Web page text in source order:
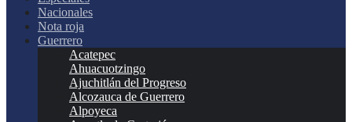
Nacionales
Nota roja
Guerrero
Acatepec
Ahuacuotzingo
Ajuchitlán del Progreso
Alcozauca de Guerrero
Alpoyeca